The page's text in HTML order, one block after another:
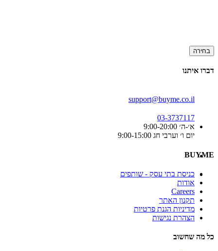
בחירה
דברו איתנו
support@buyme.co.il
03-3737117
א׳-ה׳ 9:00-20:00
יום ו׳ וערבי חג 9:00-15:00
BUYME
כניסת בתי עסק - שותפים
אודות
Careers
תקנון האתר
מדיניות הגנת פרטיות
הצהרת נגישות
כל מה שחשוב